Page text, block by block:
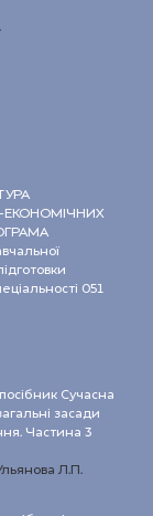
051
Сучасна
засади
Частина 3
Л.П.